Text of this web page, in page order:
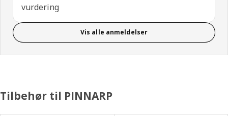
vurdering
Vis alle anmeldelser
Tilbehør til PINNARP